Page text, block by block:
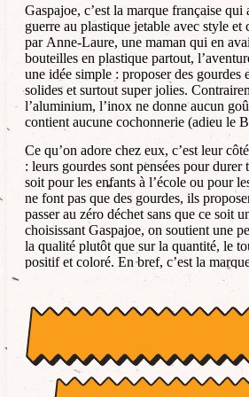
Gaspajoe, c’est la marque française qui
guerre au plastique jetable avec style
par Anne-Laure, une maman qui en
bouteilles en plastique partout,
une idée simple : proposer des gourdes
solides et surtout super jolies.
l’aluminium, l’inox ne donne aucun
contient aucune cochonnerie (adieu le
Ce qu’on adore chez eux, c’est leur
: leurs gourdes sont pensées pour durer
soit pour les enfants à l’école ou pour
ne font pas que des gourdes, ils
passer au zéro déchet sans que ce soit
choisissant Gaspajoe, on soutient une
la qualité plutôt que sur la quantité, le
positif et coloré. En bref, c’est la
veulent prendre soin de la planète sans